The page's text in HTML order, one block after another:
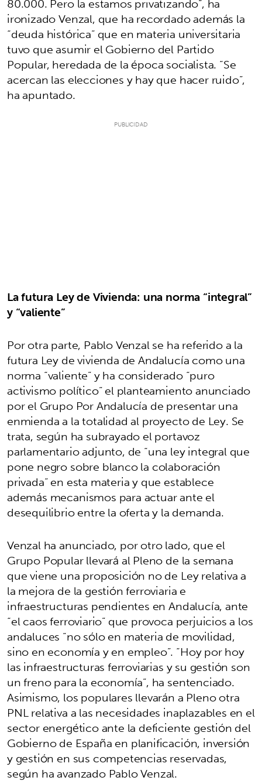
ironizado Venzal, que ha recordado además la
“deuda histórica” que en materia universitaria
tuvo que asumir el Gobierno del Partido
Popular, heredada de la época socialista. “Se
acercan las elecciones y hay que hacer ruido”,
ha apuntado.
La futura Ley de Vivienda: una norma “integral”
y “valiente”
Por otra parte, Pablo Venzal se ha referido a la
futura Ley de vivienda de Andalucía como una
norma “valiente” y ha considerado “puro
activismo político” el planteamiento anunciado
por el Grupo Por Andalucía de presentar una
enmienda a la totalidad al proyecto de Ley. Se
trata, según ha subrayado el portavoz
parlamentario adjunto, de “una ley integral que
pone negro sobre blanco la colaboración
privada” en esta materia y que establece
además mecanismos para actuar ante el
desequilibrio entre la oferta y la demanda.
Venzal ha anunciado, por otro lado, que el
Grupo Popular llevará al Pleno de la semana
que viene una proposición no de Ley relativa a
la mejora de la gestión ferroviaria e
infraestructuras pendientes en Andalucía, ante
“el caos ferroviario” que provoca perjuicios a los
andaluces “no sólo en materia de movilidad,
sino en economía y en empleo”. “Hoy por hoy
las infraestructuras ferroviarias y su gestión son
un freno para la economía”, ha sentenciado.
Asimismo, los populares llevarán a Pleno otra
PNL relativa a las necesidades inaplazables en el
sector energético ante la deficiente gestión del
Gobierno de España en planificación, inversión
y gestión en sus competencias reservadas,
según ha avanzado Pablo Venzal.